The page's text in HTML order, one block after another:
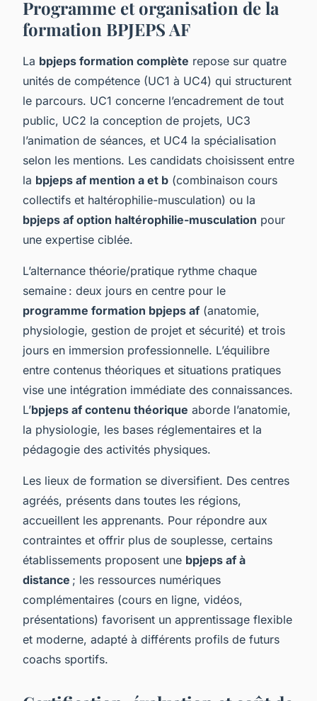
Programme et organisation de la
formation BPJEPS AF
La bpjeps formation complète repose sur quatre
unités de compétence (UC1 à UC4) qui structurent
le parcours. UC1 concerne l’encadrement de tout
public, UC2 la conception de projets, UC3
l’animation de séances, et UC4 la spécialisation
selon les mentions. Les candidats choisissent entre
la bpjeps af mention a et b (combinaison cours
collectifs et haltérophilie-musculation) ou la
bpjeps af option haltérophilie-musculation pour
une expertise ciblée.
L’alternance théorie/pratique rythme chaque
semaine : deux jours en centre pour le
programme formation bpjeps af (anatomie,
physiologie, gestion de projet et sécurité) et trois
jours en immersion professionnelle. L’équilibre
entre contenus théoriques et situations pratiques
vise une intégration immédiate des connaissances.
L’bpjeps af contenu théorique aborde l’anatomie,
la physiologie, les bases réglementaires et la
pédagogie des activités physiques.
Les lieux de formation se diversifient. Des centres
agréés, présents dans toutes les régions,
accueillent les apprenants. Pour répondre aux
contraintes et offrir plus de souplesse, certains
établissements proposent une bpjeps af à
distance ; les ressources numériques
complémentaires (cours en ligne, vidéos,
présentations) favorisent un apprentissage flexible
et moderne, adapté à différents profils de futurs
coachs sportifs.